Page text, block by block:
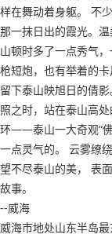
样在舞动着身躯。 不
那一抹日出的霞光。
山顿时多了一点秀气
枪短炮，也有举着的
留下泰山映旭日的倩
照之时，站在泰山高
环——泰山一大奇观“
一点灵气的。 云雾缭
望不尽泰山的美， 表
故事。
--威海
威海市地处山东半岛